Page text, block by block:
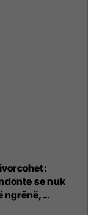
se nuk
ngrënë,
orë Rolex